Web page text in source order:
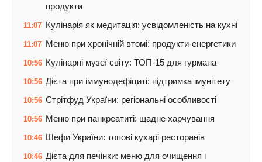
продукти
11:07 Кулінарія як медитація: усвідомленість на кухні
11:07 Меню при хронічній втомі: продукти-енергетики
10:56 Кулінарні музеї світу: ТОП-15 для гурмана
10:56 Дієта при іммунодефіциті: підтримка імунітету
10:56 Стрітфуд України: регіональні особливості
10:56 Меню при панкреатиті: щадне харчування
10:46 Шефи України: топові кухарі ресторанів
10:46 Дієта для печінки: меню для очищення і